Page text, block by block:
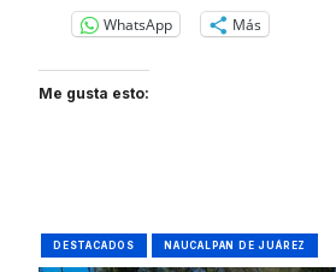
WhatsApp Más
Me gusta esto:
DESTACADOS NAUCALPAN DE JUÁREZ